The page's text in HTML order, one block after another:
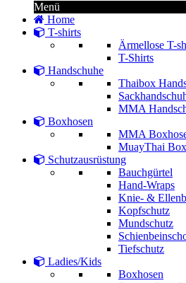
Menü
Home
T-shirts
Ärmellose T-
T-Shirts
Handschuhe
Thaibox
MMA
Boxhosen
MMA
MuayThai
Schutzausrüstung
Bauchgürtel
Hand-Wraps
Knie- &
Kopfschutz
Mundschutz
Tiefschutz
Ladies/Kids
Boxhosen